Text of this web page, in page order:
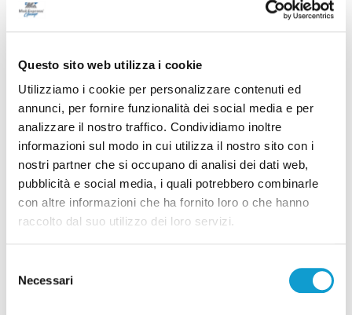
Questo sito web utilizza i cookie
Utilizziamo i cookie per personalizzare contenuti ed
annunci, per fornire funzionalità dei social media e per
analizzare il nostro traffico. Condividiamo inoltre
informazioni sul modo in cui utilizza il nostro sito con i
nostri partner che si occupano di analisi dei dati web,
pubblicità e social media, i quali potrebbero combinarle
con altre informazioni che ha fornito loro o che hanno
raccolto dal suo utilizzo dei loro servizi.
delNecessari
A Maiolati Spontini il 31enne Mazzarini primo sindaco
di Ripartiamo dai Giovani
Tutti gli articoli